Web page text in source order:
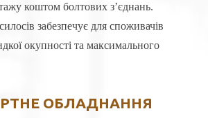
коштом болтових з’єднань.
забезпечує для споживачів
окупності та максимального
ОБЛАДНАННЯ